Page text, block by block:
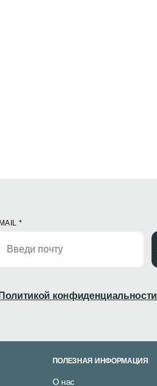
*
конфиденциальности
ПОЛЕЗНАЯ ИНФОРМАЦИЯ
О нас